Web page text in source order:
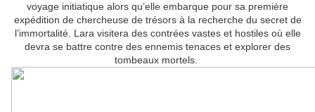
voyage initiatique alors qu’elle embarque pour sa première
expédition de chercheuse de trésors à la recherche du secret de
l’immortalité. Lara visitera des contrées vastes et hostiles où elle
devra se battre contre des ennemis tenaces et explorer des
tombeaux mortels.